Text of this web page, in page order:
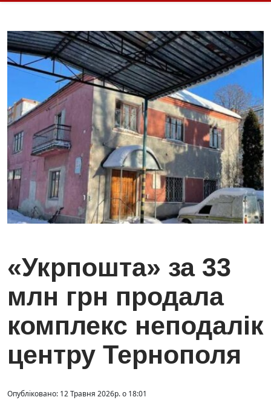
«Укрпошта» за 33
млн грн продала
комплекс неподалік
центру Тернополя
Опубліковано: 12 Травня 2026р. о 18:01